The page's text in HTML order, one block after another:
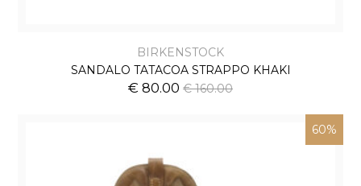
BIRKENSTOCK
SANDALO TATACOA STRAPPO KHAKI
€ 80.00 € 160.00
60%